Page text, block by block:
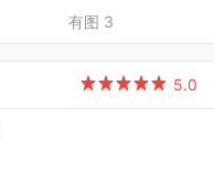
5.0

有图 3